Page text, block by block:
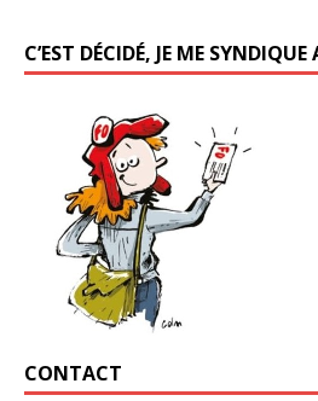
C’EST DÉCIDÉ, JE ME
CONTACT